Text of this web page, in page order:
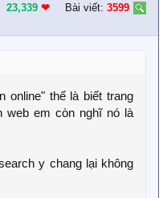
23,339 ❤︎ Bài viết: 3599
online" thế là biết trang
web em còn nghĩ nó là
y chang lại không